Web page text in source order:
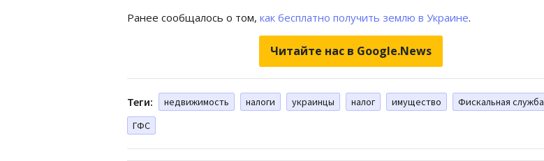
Ранее сообщалось о том, как бесплатно получить землю в Украине.
Читайте нас в Google.News
Теги: недвижимость налоги украинцы налог имущество
Фискальная служба
ГФС